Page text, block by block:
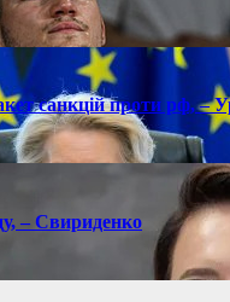
санкцій проти рф, –
– Свириденко